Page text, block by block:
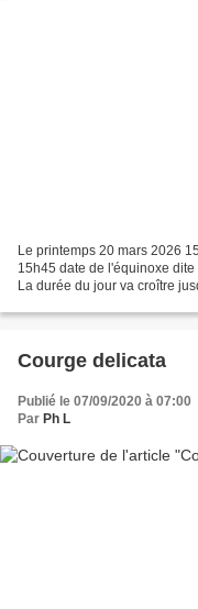
Le printemps 20 mars 2026
15h45 date de l'équinoxe dite
La durée du jour va croître
Courge delicata
Publié le 07/09/2020 à 07:00
Par Ph L